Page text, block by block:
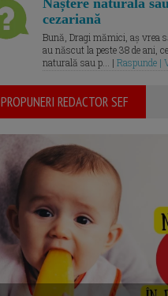
cezariană
Bună, Dragi mămici, aș vrea
au născut la peste 38 de ani,
naturală sau p... | Raspunde |
PROPUNERI REDACTOR SEF